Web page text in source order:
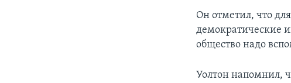
Он отметил, что
демократические
общество надо
Уолтон напомнил,